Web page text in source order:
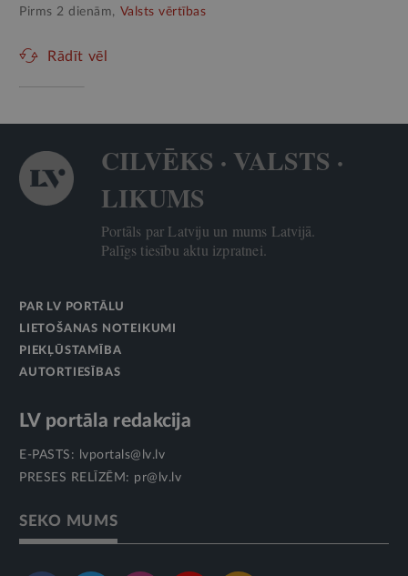
Pirms 2 dienām, Valsts vērtības
Rādīt vēl
CILVĒKS · VALSTS ·
LIKUMS
Portāls par Latviju un mums Latvijā.
Palīgs tiesību aktu izpratnei.
PAR LV PORTĀLU
LIETOŠANAS NOTEIKUMI
PIEKĻŪSTAMĪBA
AUTORTIESĪBAS
LV portāla redakcija
E-PASTS:
lvportals@lv.lv
PRESES RELĪZĒM: pr@lv.lv
SEKO MUMS